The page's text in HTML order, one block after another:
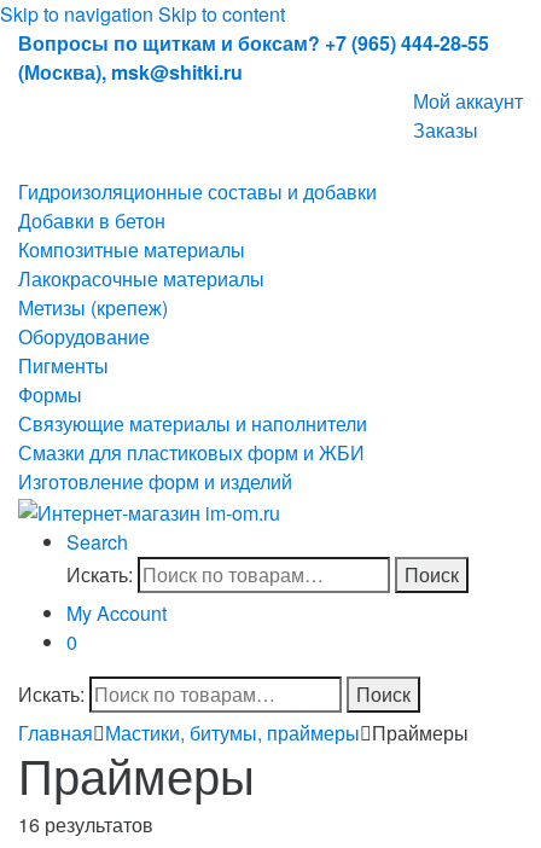
Skip to navigation Skip to content
Вопросы по щиткам и боксам? +7 (965) 444-28-55
(Москва), msk@shitki.ru
Мой аккаунт
Заказы
Гидроизоляционные составы и добавки
Добавки в бетон
Композитные материалы
Лакокрасочные материалы
Метизы (крепеж)
Оборудование
Пигменты
Формы
Связующие материалы и наполнители
Смазки для пластиковых форм и ЖБИ
Изготовление форм и изделий
Search
Искать:
Поиск
My Account
0
Искать:
Поиск
Главная Мастики, битумы, праймеры Праймеры
Праймеры
16 результатов